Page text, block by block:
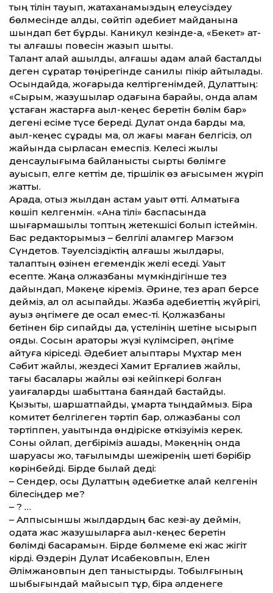
тың тілін тауып, жатақханамыздың елеусіздеу
бөлмесінде қалды, сөйтіп әдебиет майданына
шындап бет бұрды. Каникул кезінде-ақ, «Бекет» ат­
ты алғашқы повесін жазып шықты.
Талант қалай ашылды, алғашқы қадам қалай басталды
деген сұрақтар төңірегінде санқилы пікір айтылады.
Осындайда, жоғарыда келтіргенімдей, Дулат­тың:
«Сырым, жазушылар одағына барайық, онда қалам
ұстаған жастарға ақыл-кеңес беретін бөлім бар»
дегені есіме түсе береді. Дулат онда барды ма,
ақыл-кеңес сұрады ма, ол жағы маған белгісіз, ол
жайында сырласқан емеспіз. Келесі жылы
денсаулығыма байланысты сыртқы бөлімге
ауысып, елге кет­тім де, тіршілік өз ағысымен жүріп
жат­ты.
Арада, отыз жылдан астам уақыт өт­ті. Алматыға
көшіп келгенмін. «Ана тілі» баспасында
шығармашылық топтың жетекшісі болып істеймін.
Бас редакторымыз – белгілі қаламгер Мағзом
Сүндетов. Тәуелсіздіктің алғашқы жылдары,
талаптың өзінен егемендік желі еседі. Уақыт
есепте. Жаңа қолжазбаны мүмкіндігінше тез
дайындап, Мәкеңе кіреміз. Әрине, тез қарап берсе
дейміз, ал ол асықпайды. Жазба әдебиет­тің жүйрігі,
ауыз әңгімеге де осал емес-ті. Қолжазбаны
бетінен бір сипайды да, үстелінің шетіне ысырып
қояды. Сосын қараторы жүзі күлімсіреп, әңгіме
айтуға кіріседі. Әдебиет алыптары Мұхтар мен
Сәбит жайлы, жездесі Хамит Ерғалиев жайлы,
тағы басқалары жайлы өзі кейіп­кері болған
уақиғаларды шабыт­тана баяндай бастайды.
Қызықты, шаршатпайды, құмарта тыңдаймыз. Бірақ
комитет белгілеген тәртіп бар, қолжазбаны сол
тәртіппен, уақытында өндіріске өткізуіміз керек.
Соны ойлап, дегбіріміз қашады, Мәкеңнің онда
шаруасы жоқ, тағылымдық шежіренің шеті бәрібір
көрінбейді. Бірде былай деді:
– Сендер, осы Дулат­тың әдебиетке қалай келгенін
білесіңдер ме?
– ? …
– Алпысыншы жылдардың бас кезі-ау деймін,
одақта жас жазушыларға ақыл-кеңес беретін
бөлімді басқарамын. Бірде бөлмеме екі жас жігіт
кірді. Өздерін Дулат Исабековпын, Елен
Әлімжановпын деп таныстырды. Тобылғының
шыбығындай майысып тұр, бірақ әлденеге